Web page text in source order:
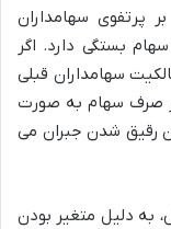
پرتفوی سهامداران
بستگی دارد. اگر
سهامداران قبلی
صرف سهام به صورت
رقیق شدن جبران می
به دلیل متغیر بودن